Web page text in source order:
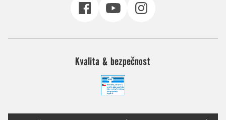
Kvalita & bezpečnost